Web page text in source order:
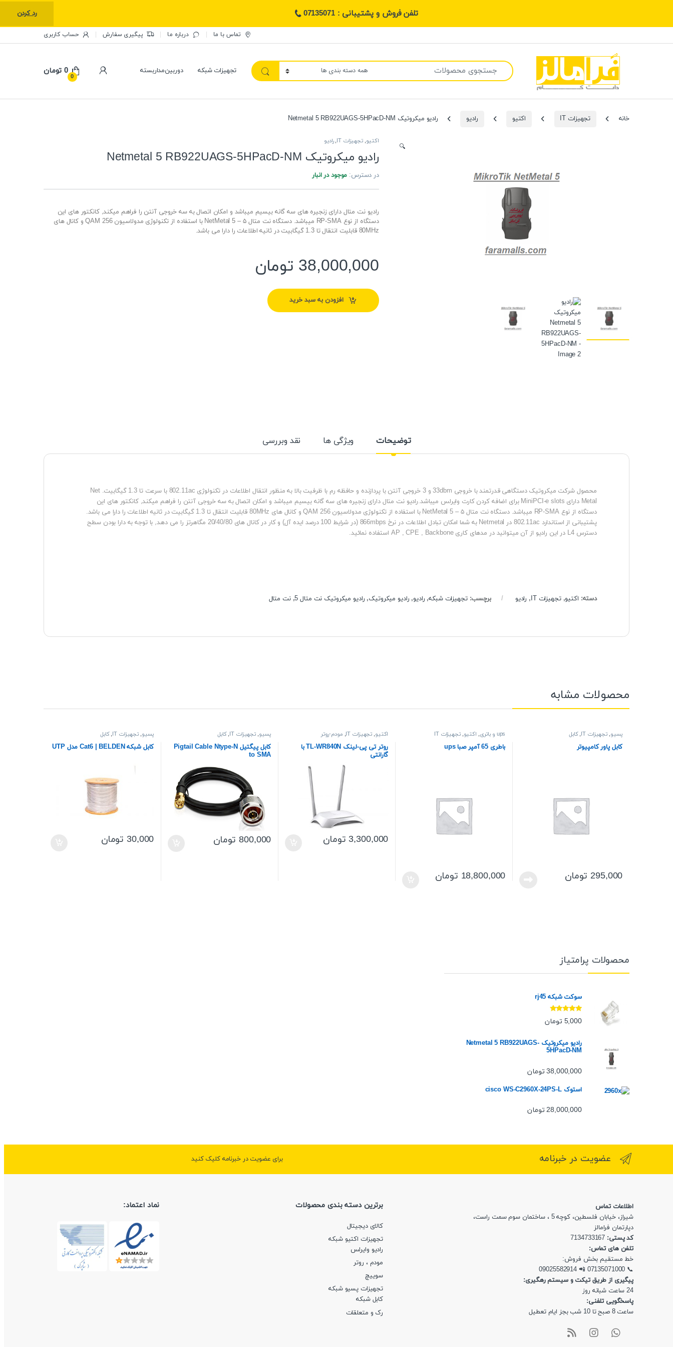
تلفن فروش و پشتیبانی : 07135071 رد کردن
تماس با ما درباره ما پیگیری سفارش حساب کاربری
جستجو برای:
تجهیزات شبکه دوربین‌مداربسته
0
0 تومان
خانه تجهیزات IT اکتیو رادیو رادیو میکروتیک Netmetal 5 RB922UAGS-5HPacD-NM
🔍
اکتیو,تجهیزات IT ,رادیو
رادیو میکروتیک Netmetal 5 RB922UAGS-5HPacD-NM
در دسترس: موجود در انبار
رادیو نت متال دارای زنجیره های سه گانه بیسیم میباشد و امکان اتصال به سه خروجی آنتن را فراهم میکند, کانکتور های این
دستگاه از نوع RP-SMA میباشد. دستگاه نت متال ۵ – NetMetal 5 با استفاده از تکنولوژی مدولاسیون QAM 256 و کانال های
80MHz قابلیت انتقال تا 1.3 گیگابیت در ثانیه اطلاعات را دارا می باشد.
38,000,000 تومان
افزودن به سبد خرید
توضیحات ویژگی ها نقد وبررسی
محصول شرکت میکروتیک دستگاهی قدرتمند با خروجی 33dbm و 3 خروجی آنتن با پردازنده و حافظه رم با ظرفیت بالا به منظور انتقال اطلاعات در تکنولوژی 802.11ac با سرعت تا 1.3 گیگابیت. Net
Metal دارای MiniPCI-e slots برای اضافه کردن کارت وایرلس میباشد.رادیو نت متال دارای زنجیره های سه گانه بیسیم میباشد و امکان اتصال به سه خروجی آنتن را فراهم میکند, کانکتور های این
دستگاه از نوع RP-SMA میباشد. دستگاه نت متال ۵ – NetMetal 5 با استفاده از تکنولوژی مدولاسیون QAM 256 و کانال های 80MHz قابلیت انتقال تا 1.3 گیگابیت در ثانیه اطلاعات را دارا می باشد.
پشتیبانی از استاندارد 802.11ac در Netmetal به شما امکان تبادل اطلاعات در نرخ 866mbps (در شرایط 100 درصد ایده آل) و کار در کانال های 20/40/80 مگاهرتز را می دهد, با توجه به دارا بودن سطح
دسترس L4 در این رادیو از آن میتوانید در مدهای کاری AP , CPE , Backbone استفاده نمائید.
دسته: اکتیو,تجهیزات IT , رادیو برچسب:تجهیزات شبکه, رادیو, رادیو میکروتیک, رادیو میکروتیک نت متال 5 ,نت متال
محصولات مشابه
پسیو, تجهیزات IT ,کابل
کابل پاور کامپیوتر
295,000 تومان
ups و باتری , اکتیو,تجهیزات IT
باطری 65 آمپر صبا ups
18,800,000 تومان
اکتیو, تجهیزات IT , مودم-روتر
روتر تی پی-لینک TL-WR840N با
گارانتی
3,300,000 تومان
پسیو, تجهیزات IT ,کابل
کابل پیگتیل Pigtail Cable Ntype-N
to SMA
800,000 تومان
پسیو, تجهیزات IT ,کابل
کابل شبکه Cat6 | BELDEN مدل UTP
30,000 تومان
محصولات پرامتیاز
سوکت شبکه rj45
نمره5.00
از
5
5,000 تومان
رادیو میکروتیک Netmetal 5 RB922UAGS-
5HPacD-NM
38,000,000 تومان
استوک cisco WS-C2960X-24PS-L
28,000,000 تومان
عضویت در خبرنامه برای عضویت در خبرنامه کلیک کنید
اطلاعات تماس
شیراز، خیابان فلسطین، کوچه 5 ، ساختمان سوم سمت راست،
دپارتمان فرامالز
کد پستی:
تلفن های تماس:
خط مستقیم بخش فروش:
📞
07135071000
📲
09025582914
پیگیری از طریق تیکت و سیستم رهگیری:
24 ساعت شبانه روز
پاسخگویی تلفنی:
ساعت 8 صبح تا 10 شب بجز ایام تعطیل
برترین دسته بندی محصولات
کالای دیجیتال
تجهیزات اکتیو شبکه
رادیو وایرلس
مودم ، روتر
سوییچ
تجهیزات پسیو شبکه
کابل شبکه
رک و متعلقات
نماد اعتماد: